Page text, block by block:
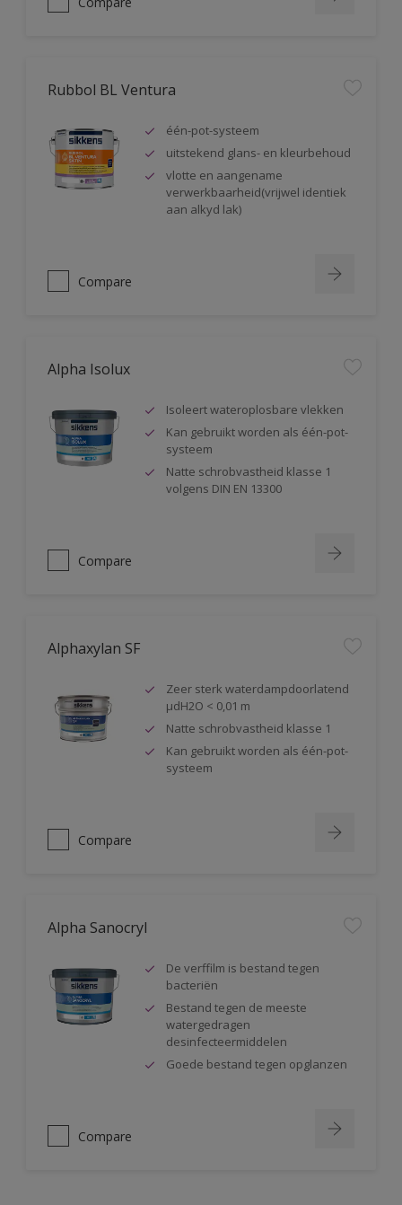
Rubbol BL Ventura
één-pot-systeem
uitstekend glans- en kleurbehoud
vlotte en aangename
verwerkbaarheid(vrijwel identiek
aan alkyd lak)
Compare
Alpha Isolux
Isoleert wateroplosbare vlekken
Kan gebruikt worden als één-pot-
systeem
Natte schrobvastheid klasse 1
volgens DIN EN 13300
Compare
Alphaxylan SF
Zeer sterk waterdampdoorlatend
µdH2O < 0,01 m
Natte schrobvastheid klasse 1
Kan gebruikt worden als één-pot-
systeem
Compare
Alpha Sanocryl
De verffilm is bestand tegen
bacteriën
Bestand tegen de meeste
watergedragen
desinfecteermiddelen
Goede bestand tegen opglanzen
Compare